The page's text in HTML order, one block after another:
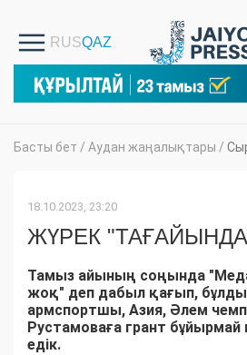
Басты бет / Аудан жаңалықтары /
18.10.2023, 23:20
ЖҮРЕК
Тамыз айының соңында
жоқ" деп дабыл қағып,
армспортшы, Азия, Әлем
Рустамоваға грант
едік.​